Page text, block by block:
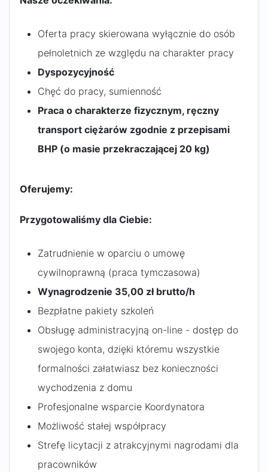
Oferta pracy skierowana wyłącznie do osób
pełnoletnich ze względu na charakter pracy
Dyspozycyjność
Chęć do pracy, sumienność
Praca o charakterze fizycznym, ręczny
transport ciężarów zgodnie z przepisami
BHP (o masie przekraczającej 20 kg)
Oferujemy:
Przygotowaliśmy dla Ciebie:
Zatrudnienie w oparciu o umowę
cywilnoprawną (praca tymczasowa)
Wynagrodzenie 35,00 zł brutto/h
Bezpłatne pakiety szkoleń
Obsługę administracyjną on-line - dostęp do
swojego konta, dzięki któremu wszystkie
formalności załatwiasz bez konieczności
wychodzenia z domu
Profesjonalne wsparcie Koordynatora
Możliwość stałej współpracy
Strefę licytacji z atrakcyjnymi nagrodami dla
pracowników